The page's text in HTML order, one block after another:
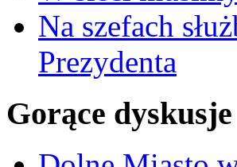
Na szefach
Prezydenta
Gorące dyskusje